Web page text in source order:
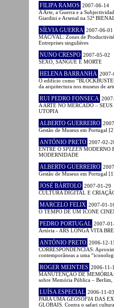
FILIPA RAMOS 2007-06-14
A Arte, a Guerra e a
Giardini e Arsenal na 52ª
SÍLVIA GUERRA 2007-06-01
MAC/VAL: Zones de
Entreprises singulières
NUNO CRESPO 2007-05-02
SEXO, SANGUE E MORTE
HELENA BARRANHA
O edifício como
da arquitectura nos museus de
RUI PEDRO FONSECA
A ARTE NO MERCADO –
UTOPIA
ALBERTO GUERREIRO
Gestão de Museus em Portugal
ANTÓNIO PRETO 2007-02-
ENTRE O SPLEENMODERNO
MODERNIDADE
ALBERTO GUERREIRO
Gestão de Museus em Portugal
JOSÉ BÁRTOLO 2007-01-29
CULTURA DIGITAL E
MARCELO FELIX 2007-01-
O TEMPO DE UM ÍCONE
PEDRO PORTUGAL 2007-
Artória - ARS LONGA VITA
ANTÓNIO PRETO 2006-12-
CORRESPONDÊNCIAS:
contemporâneas a uma
ROGER MEINTJES 2006-11-
MANUTENÇÃO DE MEMÓRIA:
sobre Memória Pública – Berlim,
LUÍSA ESPECIAL 2006-11-03
PARA UMA GEOSOFIA DAS
GLOBAIS. Contra o safari